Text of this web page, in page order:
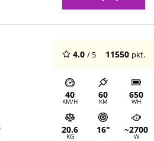
4.0 / 5 11550 pkt.
40
KM/H
60
KM
650
WH
20.6
KG
16" ~2700
W